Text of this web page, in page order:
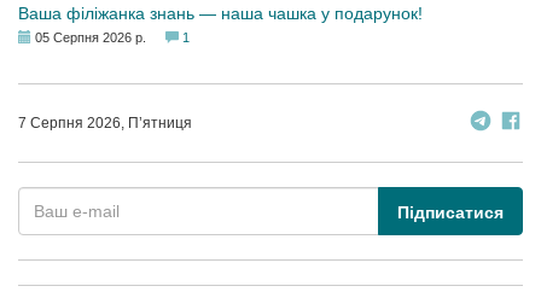
Ваша філіжанка знань — наша чашка у подарунок!
05 Серпня 2026 р. 1
7 Серпня 2026, П’ятниця
Підписатися